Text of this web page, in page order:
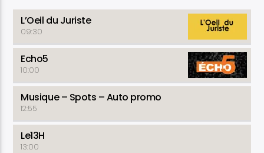
L’Oeil du Juriste
09:30
Echo5
10:00
Musique – Spots – Auto promo
12:55
Le13H
13:00